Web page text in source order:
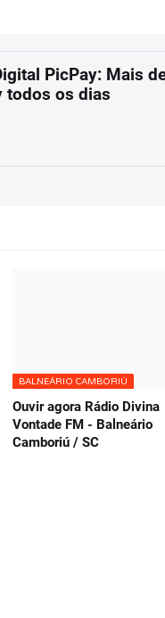
PicPay: Mais
todos os dias
BALNEÁRIO CAMBORIÚ
Ouvir agora Rádio Divina
Vontade FM - Balneário
Camboriú / SC